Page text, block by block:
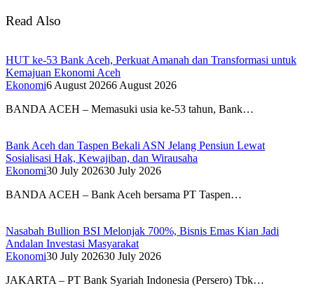
Read Also
HUT ke-53 Bank Aceh, Perkuat Amanah dan Transformasi untuk
Kemajuan Ekonomi Aceh
Ekonomi6 August 20266 August 2026
BANDA ACEH – Memasuki usia ke-53 tahun, Bank…
Bank Aceh dan Taspen Bekali ASN Jelang Pensiun Lewat
Sosialisasi Hak, Kewajiban, dan Wirausaha
Ekonomi30 July 202630 July 2026
BANDA ACEH – Bank Aceh bersama PT Taspen…
Nasabah Bullion BSI Melonjak 700%, Bisnis Emas Kian Jadi
Andalan Investasi Masyarakat
Ekonomi30 July 202630 July 2026
JAKARTA – PT Bank Syariah Indonesia (Persero) Tbk…